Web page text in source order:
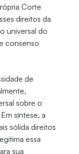
Corte
direitos da
universal do
consenso
de
sobre o
síntese, a
sólida direitos
essa
sua